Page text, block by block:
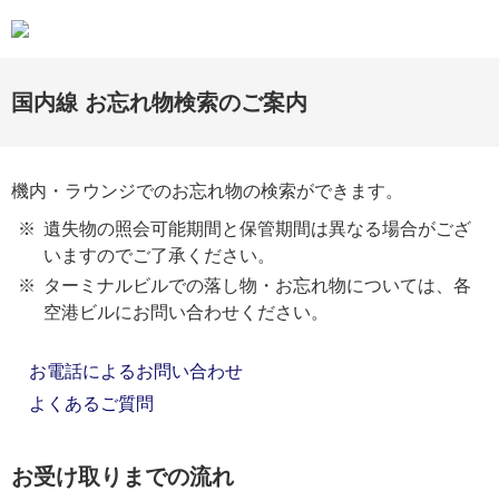
国内線 お忘れ物検索のご案内
機内・ラウンジでのお忘れ物の検索ができます。
遺失物の照会可能期間と保管期間は異なる場合がござ
いますのでご了承ください。
ターミナルビルでの落し物・お忘れ物については、各
空港ビルにお問い合わせください。
お電話によるお問い合わせ
よくあるご質問
お受け取りまでの流れ